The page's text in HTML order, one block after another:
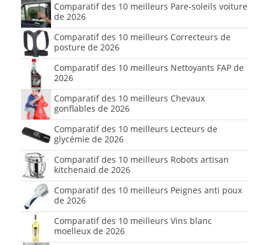
Comparatif des 10 meilleurs Pare-soleils voiture
de 2026
Comparatif des 10 meilleurs Correcteurs de
posture de 2026
Comparatif des 10 meilleurs Nettoyants FAP de
2026
Comparatif des 10 meilleurs Chevaux
gonflables de 2026
Comparatif des 10 meilleurs Lecteurs de
glycémie de 2026
Comparatif des 10 meilleurs Robots artisan
kitchenaid de 2026
Comparatif des 10 meilleurs Peignes anti poux
de 2026
Comparatif des 10 meilleurs Vins blanc
moelleux de 2026